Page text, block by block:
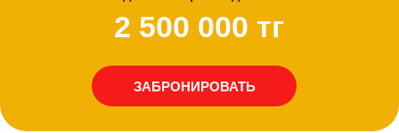
2 500 000 тг
ЗАБРОНИРОВАТЬ